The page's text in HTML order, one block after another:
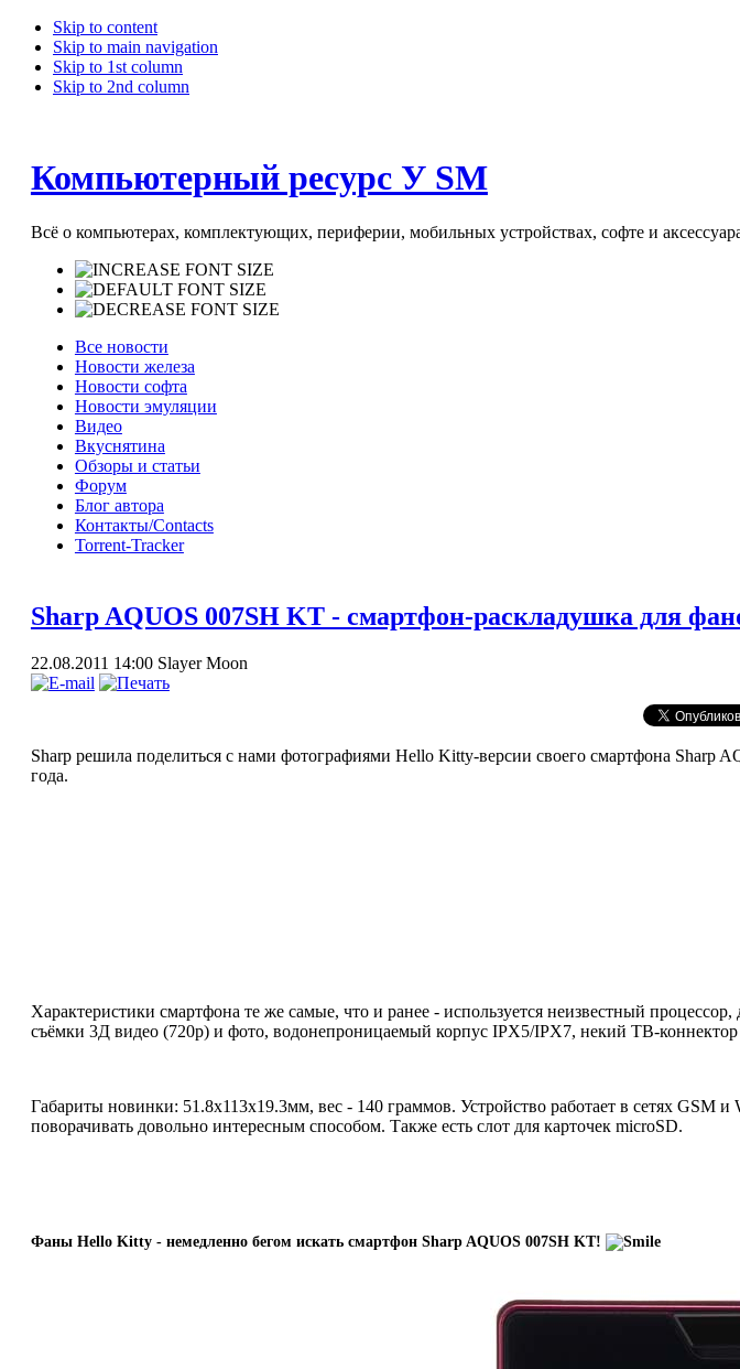
Skip to content
Skip to main navigation
Skip to 1st column
Skip to 2nd column
Компьютерный ресурс У SM
Всё о компьютерах, комплектующих, периферии, мобильных устройствах, софте и
Все новости
Новости железа
Новости софта
Новости эмуляции
Видео
Вкуснятина
Обзоры и статьи
Форум
Блог автора
Контакты/Contacts
Torrent-Tracker
Sharp AQUOS 007SH KT - смартфон-раскладушка для
22.08.2011 14:00 Slayer Moon
Sharp решила поделиться с нами фотографиями Hello Kitty-версии своего смартфона Sharp
года.
Характеристики смартфона те же самые, что и ранее - используется неизвестный
съёмки 3Д видео (720p) и фото, водонепроницаемый корпус IPX5/IPX7, некий ТВ-
Габариты новинки: 51.8х113х19.3мм, вес - 140 граммов. Устройство работает в сетях
поворачивать довольно интересным способом. Также есть слот для карточек microSD.
Фаны Hello Kitty - немедленно бегом искать смартфон Sharp AQUOS 007SH KT!